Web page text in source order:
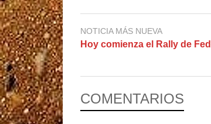
NOTICIA MÁS NUEVA
Hoy comienza el Rally de
COMENTARIOS